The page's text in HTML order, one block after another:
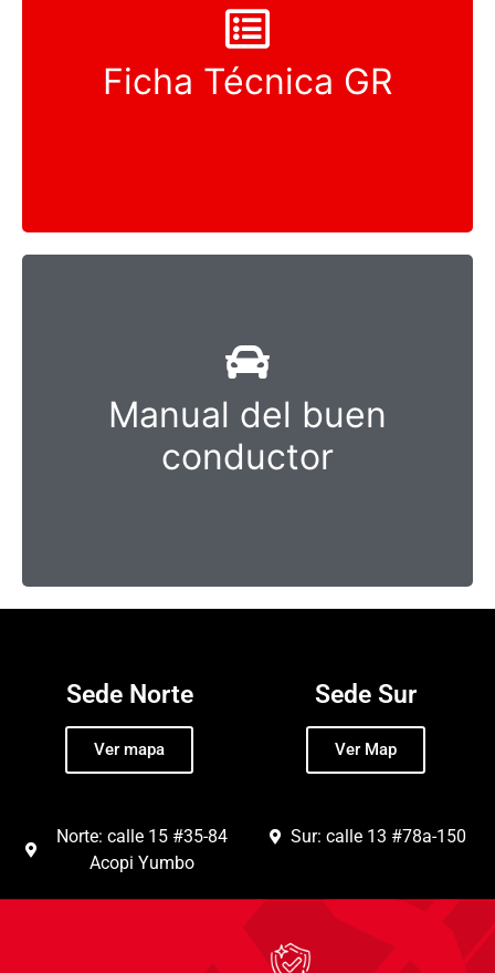
Ficha Técnica GR
Ver Ahora
Manual del buen
conductor
Ver Ahora
Sede Norte
Ver mapa
Norte: calle 15 #35-84
Acopi Yumbo
Sede Sur
Ver Map
Sur: calle 13 #78a-150